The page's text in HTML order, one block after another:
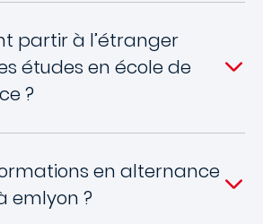
partir à l’étranger
études en école de
?
en alternance
emlyon ?